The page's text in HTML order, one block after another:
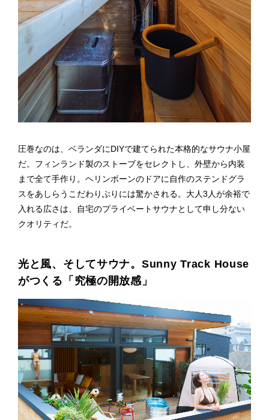
圧巻なのは、ベランダにDIYで建てられた本格的なサウナ小屋
だ。フィンランド製のストーブをセレクトし、外壁から内装
まで全て手作り。ヘリンボーンのドアに自作のステンドグラ
スをあしらうこだわりぶりには驚かされる。大人3人が余裕で
入れる広さは、自宅のプライベートサウナとして申し分ない
クオリティだ。
光と風、そしてサウナ。Sunny Track House
がつくる「究極の開放感」